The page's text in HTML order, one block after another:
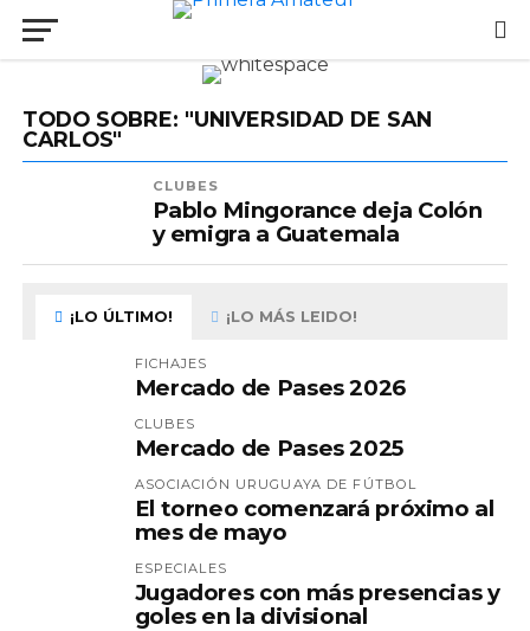
TODO SOBRE: "UNIVERSIDAD DE SAN
CARLOS"
CLUBES
Pablo Mingorance deja Colón
y emigra a Guatemala
¡LO ÚLTIMO! ¡LO MÁS LEIDO!
FICHAJES
Mercado de Pases 2026
CLUBES
Mercado de Pases 2025
ASOCIACIÓN URUGUAYA DE FÚTBOL
El torneo comenzará próximo al
mes de mayo
ESPECIALES
Jugadores con más presencias y
goles en la divisional